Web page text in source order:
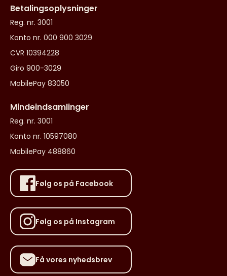
Betalingsoplysninger
Reg. nr. 3001
Konto nr. 000 900 3029
CVR 10394228
Giro 900-3029
MobilePay 83050
Mindeindsamlinger
Reg. nr. 3001
Konto nr. 10597080
MobilePay 488860
Følg os på Facebook
Følg os på Instagram
Få vores nyhedsbrev